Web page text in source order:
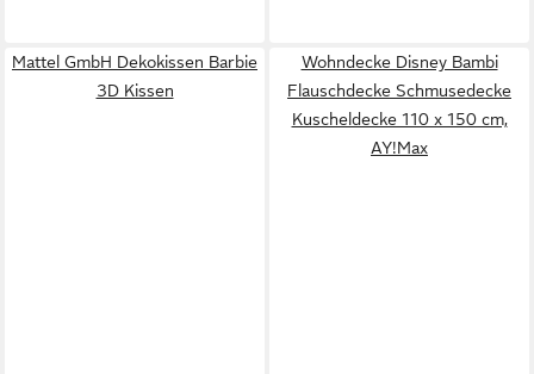
Mattel GmbH Dekokissen Barbie
3D Kissen
Wohndecke Disney Bambi
Flauschdecke Schmusedecke
Kuscheldecke 110 x 150 cm,
AY!Max